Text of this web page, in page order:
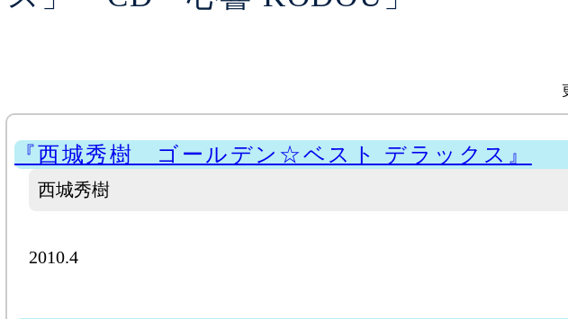
『西城秀樹 ゴールデン☆ベスト デラックス』
西城秀樹
2010.4